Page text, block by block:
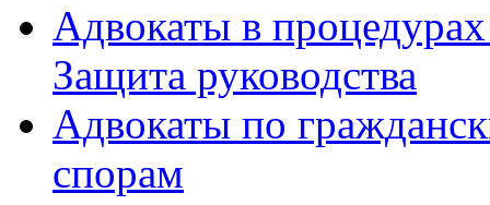
Адвокаты в
Защита руководства
Адвокаты по
спорам